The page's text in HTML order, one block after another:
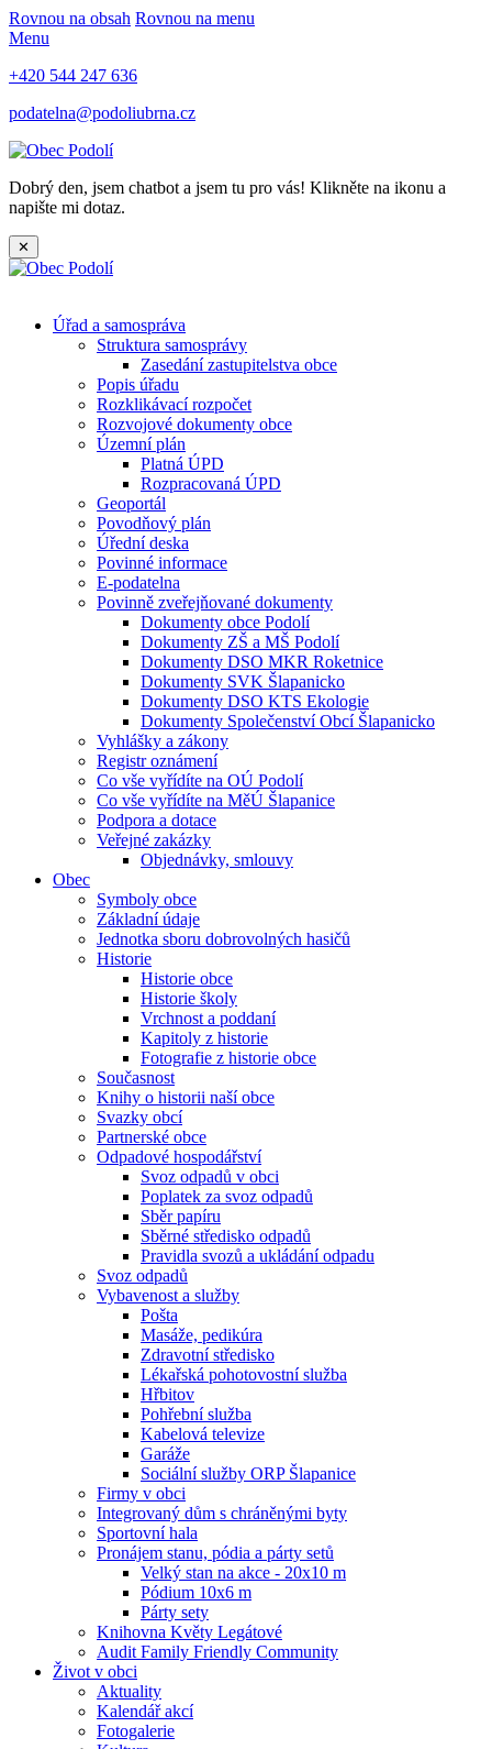
Rovnou na obsah Rovnou na menu
Menu
+420 544 247 636
podatelna@podoliubrna.cz
Dobrý den, jsem chatbot a jsem tu pro vás! Klikněte na ikonu a
napište mi dotaz.
✕
Úřad a samospráva
Struktura samosprávy
Zasedání zastupitelstva obce
Popis úřadu
Rozklikávací rozpočet
Rozvojové dokumenty obce
Územní plán
Platná ÚPD
Rozpracovaná ÚPD
Geoportál
Povodňový plán
Úřední deska
Povinné informace
E-podatelna
Povinně zveřejňované dokumenty
Dokumenty obce Podolí
Dokumenty ZŠ a MŠ Podolí
Dokumenty DSO MKR Roketnice
Dokumenty SVK Šlapanicko
Dokumenty DSO KTS Ekologie
Dokumenty Společenství Obcí Šlapanicko
Vyhlášky a zákony
Registr oznámení
Co vše vyřídíte na OÚ Podolí
Co vše vyřídíte na MěÚ Šlapanice
Podpora a dotace
Veřejné zakázky
Objednávky, smlouvy
Obec
Symboly obce
Základní údaje
Jednotka sboru dobrovolných hasičů
Historie
Historie obce
Historie školy
Vrchnost a poddaní
Kapitoly z historie
Fotografie z historie obce
Současnost
Knihy o historii naší obce
Svazky obcí
Partnerské obce
Odpadové hospodářství
Svoz odpadů v obci
Poplatek za svoz odpadů
Sběr papíru
Sběrné středisko odpadů
Pravidla svozů a ukládání odpadu
Svoz odpadů
Vybavenost a služby
Pošta
Masáže, pedikúra
Zdravotní středisko
Lékařská pohotovostní služba
Hřbitov
Pohřební služba
Kabelová televize
Garáže
Sociální služby ORP Šlapanice
Firmy v obci
Integrovaný dům s chráněnými byty
Sportovní hala
Pronájem stanu, pódia a párty setů
Velký stan na akce - 20x10 m
Pódium 10x6 m
Párty sety
Knihovna Květy Legátové
Audit Family Friendly Community
Život v obci
Aktuality
Kalendář akcí
Fotogalerie